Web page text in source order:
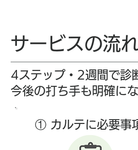
サービスの流
4ステップ・2週間で診
今後の打ち手も明確に
① カルテに必要事